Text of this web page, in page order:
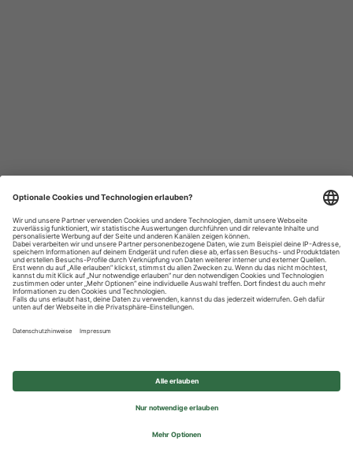
Datenschutzhinweise
Impressum
Privatsphäre-Einstellungen
© 2026 REWE Group - All rights reserved